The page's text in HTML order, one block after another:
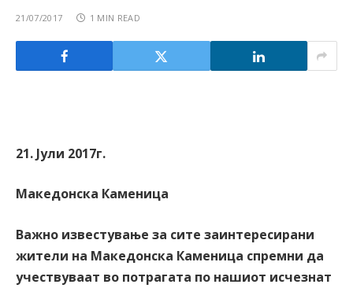
21/07/2017 1 MIN READ
21. Јули 2017г.
Македонска Каменица
Важно известување за сите заинтересирани
жители на Македонска Каменица спремни да
учествуваат во потрагата по нашиот исчезнат